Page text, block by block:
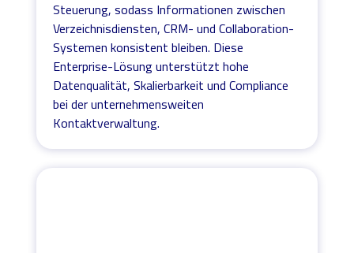
Steuerung, sodass Informationen zwischen
Verzeichnisdiensten, CRM- und Collaboration-
Systemen konsistent bleiben. Diese
Enterprise-Lösung unterstützt hohe
Datenqualität, Skalierbarkeit und Compliance
bei der unternehmensweiten
Kontaktverwaltung.